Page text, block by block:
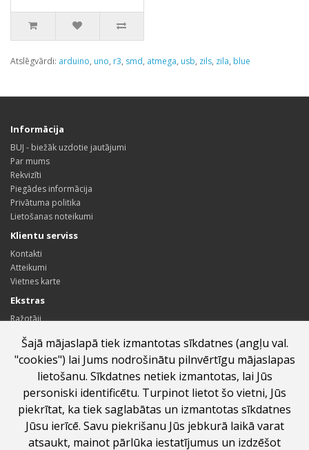
Atslēgvārdi: arduino, uno, r3, smd, atmega, usb, zils, zila, blue
Šajā mājaslapā tiek izmantotas sīkdatnes (angļu val.
"cookies") lai Jums nodrošinātu pilnvērtīgu mājaslapas
lietošanu. Sīkdatnes netiek izmantotas, lai Jūs
personiski identificētu. Turpinot lietot šo vietni, Jūs
piekrītat, ka tiek saglabātas un izmantotas sīkdatnes
Jūsu ierīcē. Savu piekrišanu Jūs jebkurā laikā varat
atsaukt, mainot pārlūka iestatījumus un izdzēšot
Informācija
BUJ - biežāk uzdotie jautājumi
Par mums
Rekvizīti
Piegādes informācija
Privātuma politika
Lietošanas noteikumi
Klientu serviss
Kontakti
Atteikumi
Vietnes karte
Ekstras
Ražotāji
Sadarbības partneru programma
Īpašie piedāvājumi
Profils
Profils
Pasūtījumu vēsture
Vēlmju saraksts
Jaunumi